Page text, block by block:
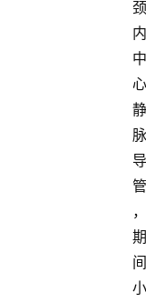
颈
内
中
心
静
脉
导
管
，
期
间
小